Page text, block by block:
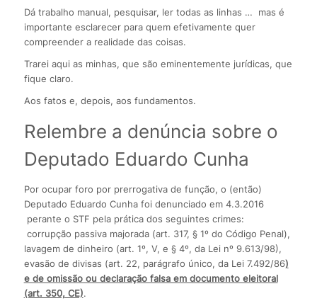
Dá trabalho manual, pesquisar, ler todas as linhas … mas é
importante esclarecer para quem efetivamente quer
compreender a realidade das coisas.
Trarei aqui as minhas, que são eminentemente jurídicas, que
fique claro.
Aos fatos e, depois, aos fundamentos.
Relembre a denúncia sobre o
Deputado Eduardo Cunha
Por ocupar foro por prerrogativa de função, o (então)
Deputado Eduardo Cunha foi denunciado em 4.3.2016
perante o STF pela prática dos seguintes crimes:
corrupção passiva majorada (art. 317, § 1º do Código Penal),
lavagem de dinheiro (art. 1º, V, e § 4º, da Lei nº 9.613/98),
evasão de divisas (art. 22, parágrafo único, da Lei 7.492/86)
e de omissão ou declaração falsa em documento eleitoral
(art. 350, CE).